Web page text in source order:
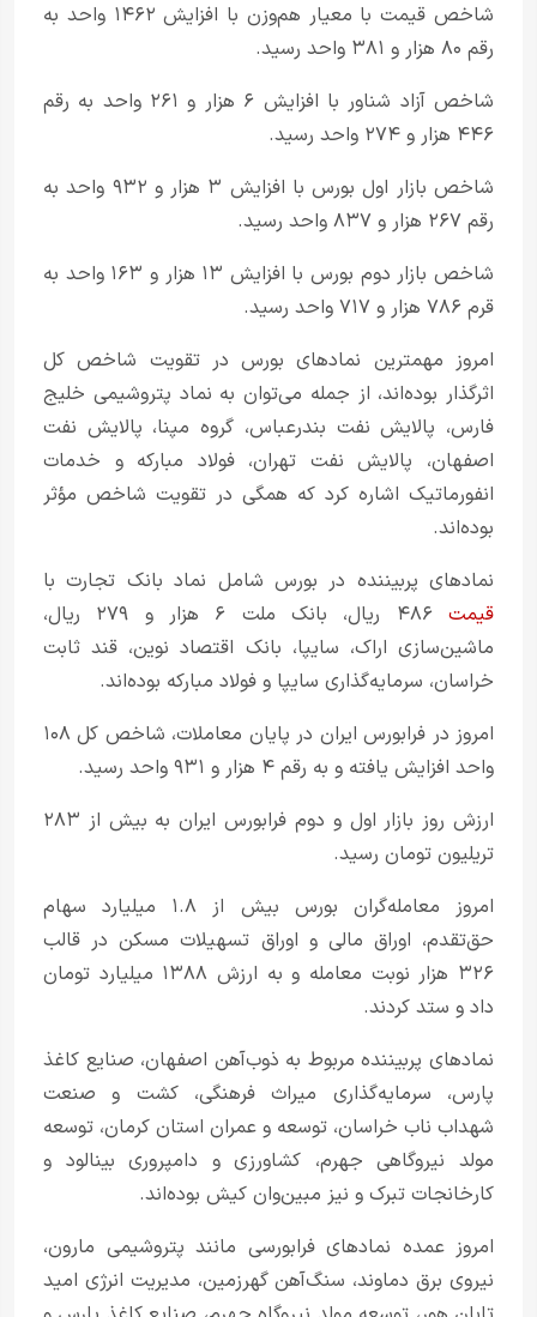
شاخص قیمت با معیار هم‌وزن با افزایش ۱۴۶۲ واحد به
رقم ۸۰ هزار و ۳۸۱ واحد رسید.
شاخص آزاد شناور با افزایش ۶ هزار و ۲۶۱ واحد به رقم
۴۴۶ هزار و ۲۷۴ واحد رسید.
شاخص بازار اول بورس با افزایش ۳ هزار و ۹۳۲ واحد به
رقم ۲۶۷ هزار و ۸۳۷ واحد رسید.
شاخص بازار دوم بورس با افزایش ۱۳ هزار و ۱۶۳ واحد به
قرم ۷۸۶ هزار و ۷۱۷ واحد رسید.
امروز مهمترین نمادهای بورس در تقویت شاخص کل
اثرگذار بوده‌اند، از جمله می‌توان به نماد پتروشیمی خلیج
فارس، پالایش نفت بندرعباس، گروه مپنا، پالایش نفت
اصفهان، پالایش نفت تهران، فولاد مبارکه و خدمات
انفورماتیک اشاره کرد که همگی در تقویت شاخص مؤثر
بوده‌اند.
نمادهای پربیننده در بورس شامل نماد بانک تجارت با
قیمت
۴۸۶ ریال، بانک ملت ۶ هزار و ۲۷۹ ریال،
ماشین‌سازی اراک، سایپا، بانک اقتصاد نوین، قند ثابت
خراسان، سرمایه‌گذاری سایپا و فولاد مبارکه بوده‌اند.
امروز در فرابورس ایران در پایان معاملات، شاخص کل ۱۰۸
واحد افزایش یافته و به رقم ۴ هزار و ۹۳۱ واحد رسید.
ارزش روز بازار اول و دوم فرابورس ایران به بیش از ۲۸۳
تریلیون تومان رسید.
امروز معامله‌گران بورس بیش از ۱.۸ میلیارد سهام
حق‌تقدم، اوراق مالی و اوراق تسهیلات مسکن در قالب
۳۲۶ هزار نوبت معامله و به ارزش ۱۳۸۸ میلیارد تومان
داد و ستد کردند.
نمادهای پربیننده مربوط به ذوب‌آهن اصفهان، صنایع کاغذ
پارس، سرمایه‌گذاری میراث فرهنگی، کشت و صنعت
شهداب ناب خراسان، توسعه و عمران استان کرمان، توسعه
مولد نیروگاهی جهرم، کشاورزی و دامپروری بینالود و
کارخانجات تبرک و نیز مبین‌وان کیش بوده‌اند.
امروز عمده نمادهای فرابورسی مانند پتروشیمی مارون،
نیروی برق دماوند، سنگ‌آهن گهرزمین، مدیریت انرژی امید